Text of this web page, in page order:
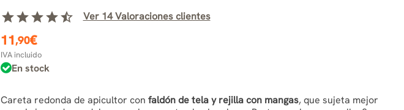
starstarstarstarstar_half Ver 14 Valoraciones clientes
11,90€
IVA incluido
En stock
Careta redonda de apicultor con faldón de tela y rejilla con mangas, que sujeta mejor